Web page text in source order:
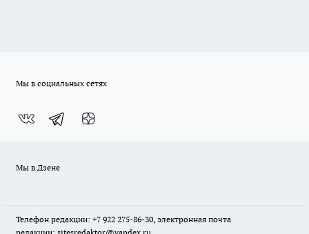
Мы в социальных сетях
Мы в Дзене
Телефон редакции: +7 922 275-86-30, электронная почта